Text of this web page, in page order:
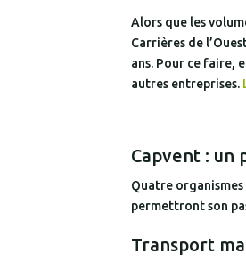
Alors que les
Carrières de
ans. Pour ce faire,
autres entreprises.
Capvent :
Quatre
permettront son
Transport